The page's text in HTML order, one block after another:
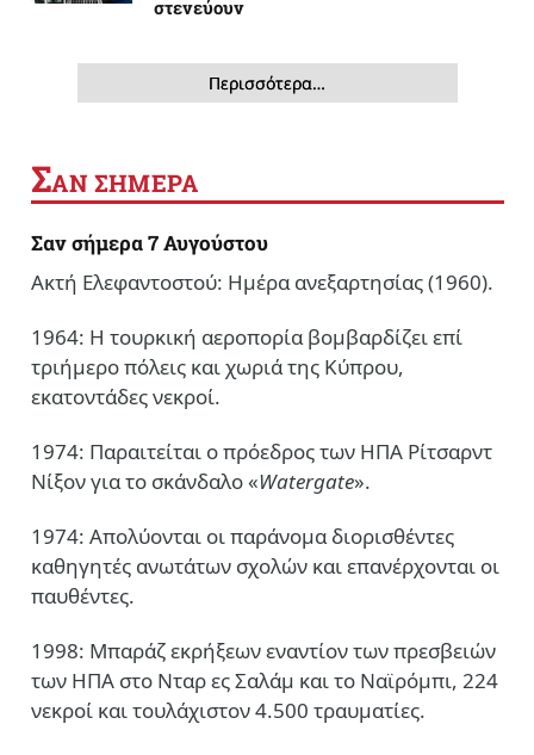
στενεύουν
Περισσότερα…
ΣΑΝ ΣΗΜΕΡΑ
Σαν σήμερα 7 Αυγούστου
Ακτή Ελεφαντοστού: Ημέρα ανεξαρτησίας (1960).
1964: Η τουρκική αεροπορία βομβαρδίζει επί
τριήμερο πόλεις και χωριά της Κύπρου,
εκατοντάδες νεκροί.
1974: Παραιτείται ο πρόεδρος των ΗΠΑ Ρίτσαρντ
Νίξον για το σκάνδαλο «Watergate».
1974: Απολύονται οι παράνομα διορισθέντες
καθηγητές ανωτάτων σχολών και επανέρχονται οι
παυθέντες.
1998: Μπαράζ εκρήξεων εναντίον των πρεσβειών
των ΗΠΑ στο Νταρ ες Σαλάμ και το Ναϊρόμπι, 224
νεκροί και τουλάχιστον 4.500 τραυματίες.